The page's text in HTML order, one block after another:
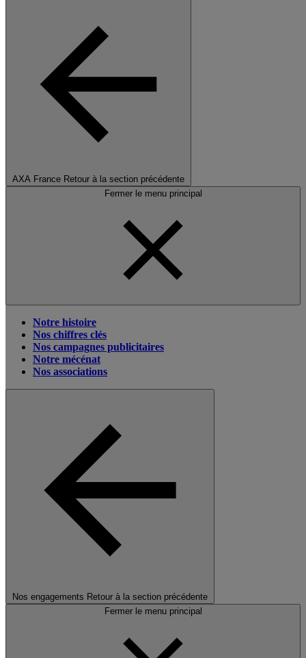
AXA France Retour à la section précédente
Fermer le menu principal
Notre histoire
Nos chiffres clés
Nos campagnes publicitaires
Notre mécénat
Nos associations
Nos engagements Retour à la section précédente
Fermer le menu principal